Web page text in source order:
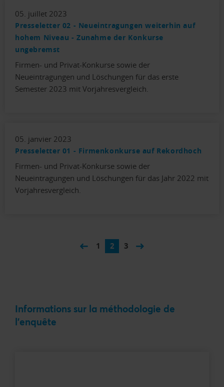
05. juillet 2023
Presseletter 02 - Neueintragungen weiterhin auf
hohem Niveau - Zunahme der Konkurse
ungebremst
Firmen- und Privat-Konkurse sowie der
Neueintragungen und Löschungen für das erste
Semester 2023 mit Vorjahresvergleich.
05. janvier 2023
Presseletter 01 - Firmenkonkurse auf Rekordhoch
Firmen- und Privat-Konkurse sowie der
Neueintragungen und Löschungen für das Jahr 2022 mit
Vorjahresvergleich.
1 2 3
Informations sur la méthodologie de
l'enquête